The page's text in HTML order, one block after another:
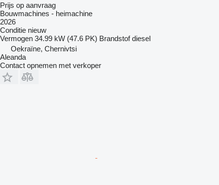
Prijs op aanvraag
Bouwmachines - heimachine
2026
Conditie nieuw
Vermogen 34.99 kW (47.6 PK) Brandstof diesel
Oekraïne, Chernivtsi
Aleanda
Contact opnemen met verkoper